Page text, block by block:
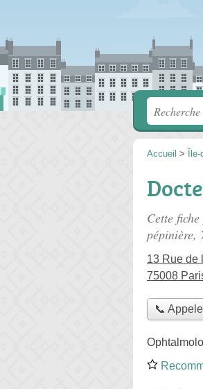
Accueil >
Cette
pépinière,
13 Rue de
75008
📞